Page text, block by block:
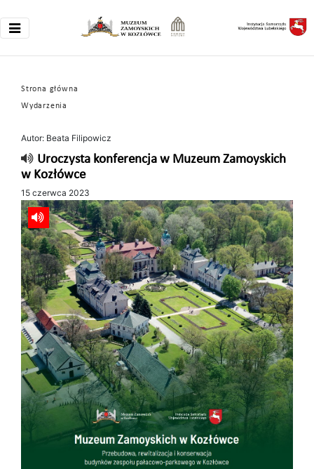
Strona główna
Wydarzenia
Autor: Beata Filipowicz
Uroczysta konferencja w Muzeum Zamoyskich
w Kozłówce
15 czerwca 2023